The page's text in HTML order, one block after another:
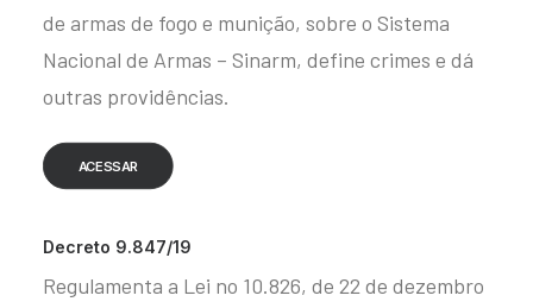
de armas de fogo e munição, sobre o Sistema
Nacional de Armas – Sinarm, define crimes e dá
outras providências.
ACESSAR
Decreto 9.847/19
Regulamenta a Lei no 10.826, de 22 de dezembro